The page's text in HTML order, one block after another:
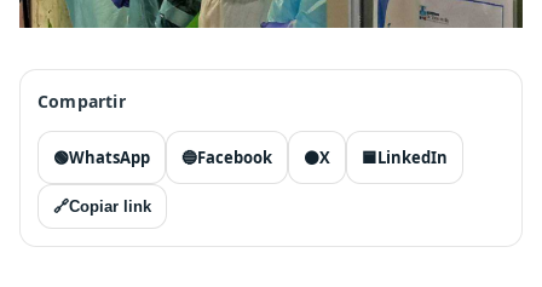
Compartir
🟢WhatsApp 🔵Facebook ⚫X 🟦LinkedIn
🔗Copiar link